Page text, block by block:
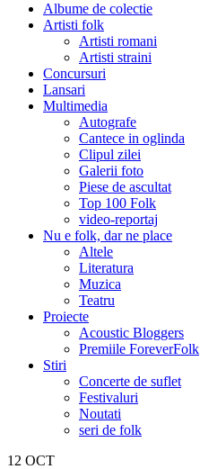
Albume de colectie
Artisti folk
Artisti romani
Artisti straini
Concursuri
Lansari
Multimedia
Autografe
Cantece in oglinda
Clipul zilei
Galerii foto
Piese de ascultat
Top 100 Folk
video-reportaj
Nu e folk, dar ne place
Altele
Literatura
Muzica
Teatru
Proiecte
Acoustic Bloggers
Premiile ForeverFolk
Stiri
Concerte de suflet
Festivaluri
Noutati
seri de folk
12 OCT